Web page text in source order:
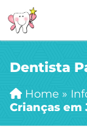
Dentista
Home »
Crianças em